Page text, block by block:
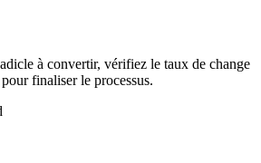
à convertir, vérifiez le taux de change
finaliser le processus.